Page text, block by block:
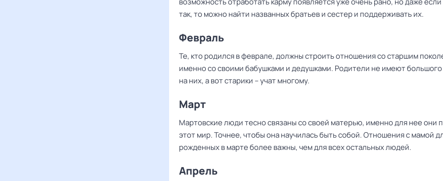
так, то можно найти названных братьев и сестер и поддерживать их.
Февраль
Те, кто родился в феврале, должны строить отношения со старшим
именно со своими бабушками и дедушками. Родители не имеют
на них, а вот старики – учат многому.
Март
Мартовские люди тесно связаны со своей матерью, именно для нее они
этот мир. Точнее, чтобы она научилась быть собой. Отношения с мамой
рожденных в марте более важны, чем для всех остальных людей.
Апрель